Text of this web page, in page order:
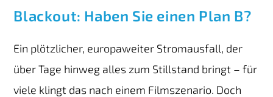
Blackout: Haben Sie einen Plan B?
Ein plötzlicher, europaweiter Stromausfall, der
über Tage hinweg alles zum Stillstand bringt – für
viele klingt das nach einem Filmszenario. Doch